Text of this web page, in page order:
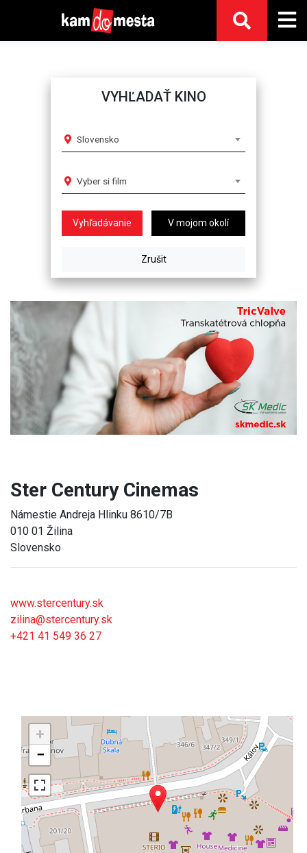
VYHĽADAŤ KINO
Slovensko
Vyber si film
V mojom okolí
Previous
Ster Century Cinemas
Námestie Andreja Hlinku 8610/7B
010 01 Žilina
Slovensko
www.stercentury.sk
zilina@stercentury.sk
+421 41 549 36 27
+
−